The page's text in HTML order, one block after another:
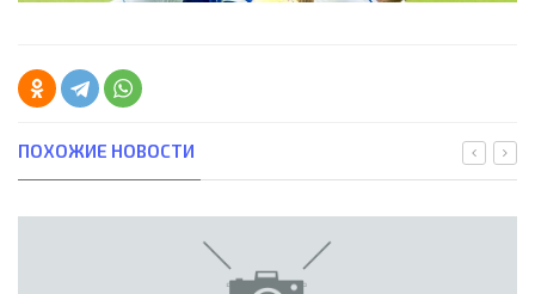
ПОХОЖИЕ НОВОСТИ